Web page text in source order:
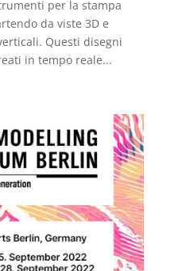
per la stampa
da viste 3D e
Questi disegni
in tempo reale...